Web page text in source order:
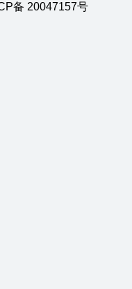
备 20047157号